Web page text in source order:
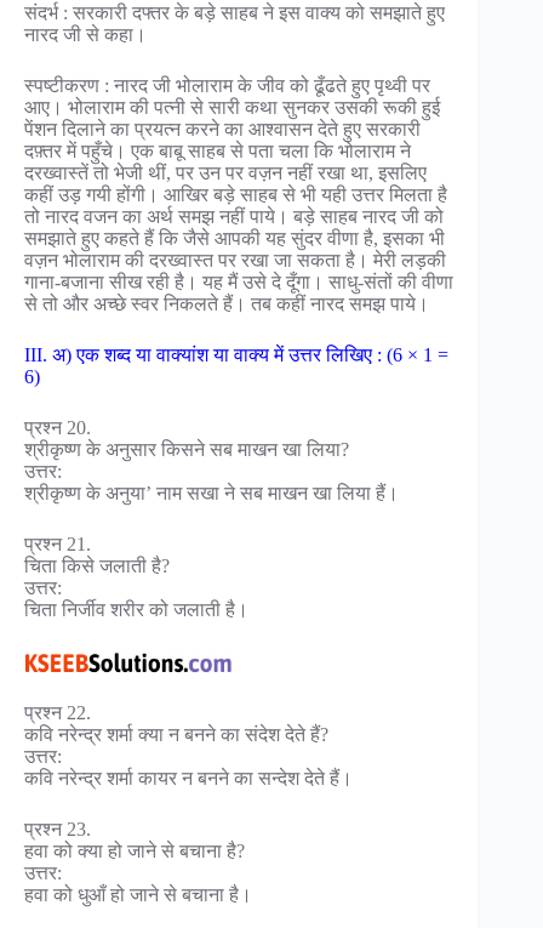
संदर्भ : सरकारी दफ्तर के बड़े साहब ने इस वाक्य को समझाते हुए
नारद जी से कहा।
स्पष्टीकरण : नारद जी भोलाराम के जीव को ढूँढते हुए पृथ्वी पर
आए। भोलाराम की पत्नी से सारी कथा सुनकर उसकी रूकी हुई
पेंशन दिलाने का प्रयत्न करने का आश्वासन देते हुए सरकारी
दफ़्तर में पहुँचे। एक बाबू साहब से पता चला कि भोलाराम ने
दरख्वास्तें तो भेजी थीं, पर उन पर वज़न नहीं रखा था, इसलिए
कहीं उड़ गयी होंगी। आखिर बड़े साहब से भी यही उत्तर मिलता है
तो नारद वजन का अर्थ समझ नहीं पाये। बड़े साहब नारद जी को
समझाते हुए कहते हैं कि जैसे आपकी यह सुंदर वीणा है, इसका भी
वज़न भोलाराम की दरख्वास्त पर रखा जा सकता है। मेरी लड़की
गाना-बजाना सीख रही है। यह मैं उसे दे दूँगा। साधु-संतों की वीणा
से तो और अच्छे स्वर निकलते हैं। तब कहीं नारद समझ पाये।
III. अ) एक शब्द या वाक्यांश या वाक्य में उत्तर लिखिए : (6 × 1 =
6)
प्रश्न 20.
श्रीकृष्ण के अनुसार किसने सब माखन खा लिया?
उत्तर:
श्रीकृष्ण के अनुया’ नाम सखा ने सब माखन खा लिया हैं।
प्रश्न 21.
चिता किसे जलाती है?
उत्तर:
चिता निर्जीव शरीर को जलाती है।
प्रश्न 22.
कवि नरेन्द्र शर्मा क्या न बनने का संदेश देते हैं?
उत्तर:
कवि नरेन्द्र शर्मा कायर न बनने का सन्देश देते हैं।
प्रश्न 23.
हवा को क्या हो जाने से बचाना है?
उत्तर:
हवा को धुआँ हो जाने से बचाना है।